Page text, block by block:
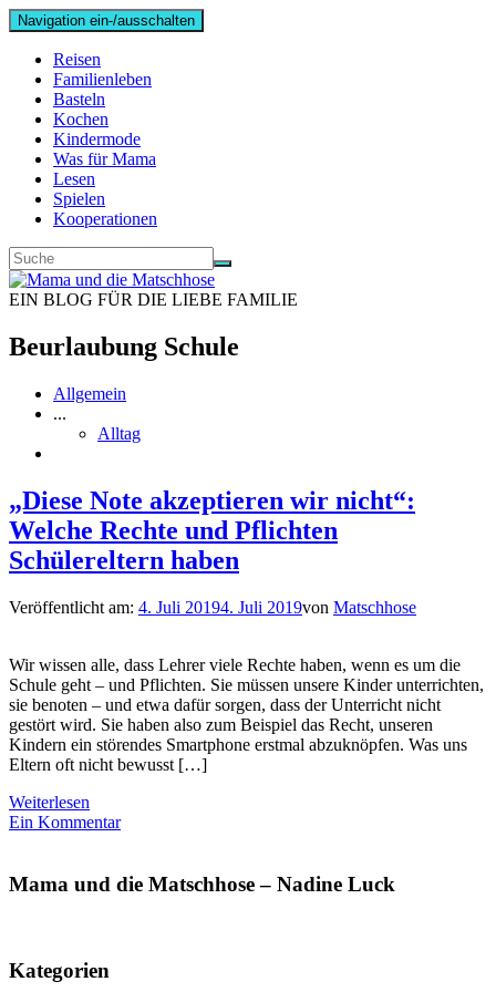
Navigation ein-/ausschalten
Reisen
Familienleben
Basteln
Kochen
Kindermode
Was für Mama
Lesen
Spielen
Kooperationen
EIN BLOG FÜR DIE LIEBE FAMILIE
Beurlaubung Schule
Allgemein
...
Alltag
„Diese Note akzeptieren wir nicht“:
Welche Rechte und Pflichten
Schülereltern haben
Veröffentlicht am: 4. Juli 20194. Juli 2019von Matschhose
Wir wissen alle, dass Lehrer viele Rechte haben, wenn es um die
Schule geht – und Pflichten. Sie müssen unsere Kinder unterrichten,
sie benoten – und etwa dafür sorgen, dass der Unterricht nicht
gestört wird. Sie haben also zum Beispiel das Recht, unseren
Kindern ein störendes Smartphone erstmal abzuknöpfen. Was uns
Eltern oft nicht bewusst […]
Weiterlesen
Ein Kommentar
Mama und die Matschhose – Nadine Luck
Kategorien